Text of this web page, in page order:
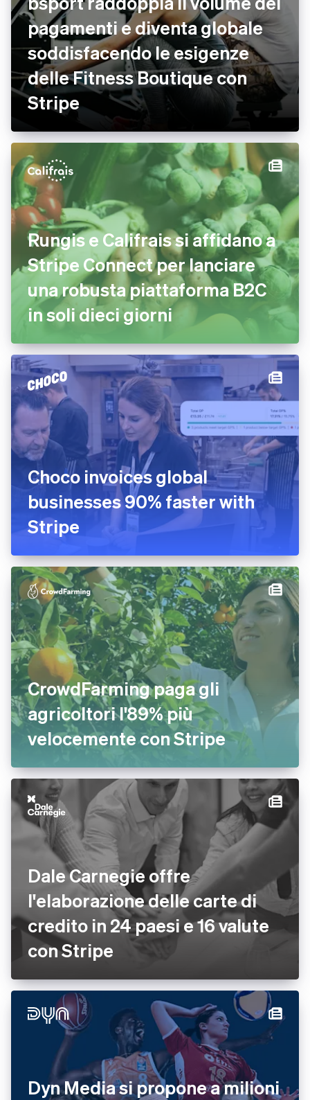
pagamenti e diventa globale
soddisfacendo le esigenze
delle Fitness Boutique con
Stripe
Rungis e Califrais si affidano a
Stripe Connect per lanciare
una robusta piattaforma B2C
in soli dieci giorni
Choco invoices global
businesses 90% faster with
Stripe
CrowdFarming paga gli
agricoltori l'89% più
velocemente con Stripe
Dale Carnegie offre
l'elaborazione delle carte di
credito in 24 paesi e 16 valute
con Stripe
Dyn Media si propone a milioni